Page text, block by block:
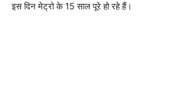
इस दिन मेट्रो के 15 साल पूरे हो रहे हैं।